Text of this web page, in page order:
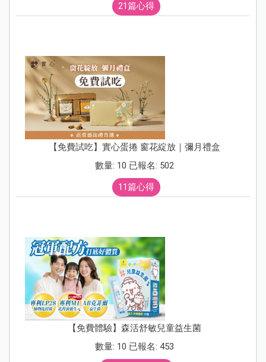
21篇心得
【免費試吃】實心蛋捲 窗花綻放｜彌月禮盒
數量: 10 已報名: 502
11篇心得
【免費體驗】森活舒敏兒童益生菌
數量: 10 已報名: 453